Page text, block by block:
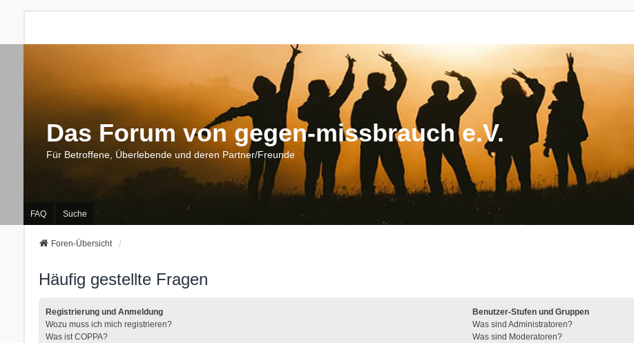
Das Forum von gegen-missbrauch e.V.
Für Betroffene, Überlebende und deren Partner/Freunde
FAQ Suche
Foren-Übersicht
Häufig gestellte Fragen
Registrierung und Anmeldung
Wozu muss ich mich registrieren?
Was ist COPPA?
Benutzer-Stufen und Gruppen
Was sind Administratoren?
Was sind Moderatoren?